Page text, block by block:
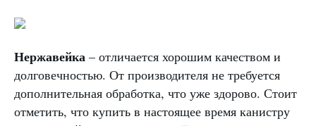
Нержавейка – отличается хорошим качеством и
долговечностью. От производителя не требуется
дополнительная обработка, что уже здорово. Стоит
отметить, что купить в настоящее время канистру